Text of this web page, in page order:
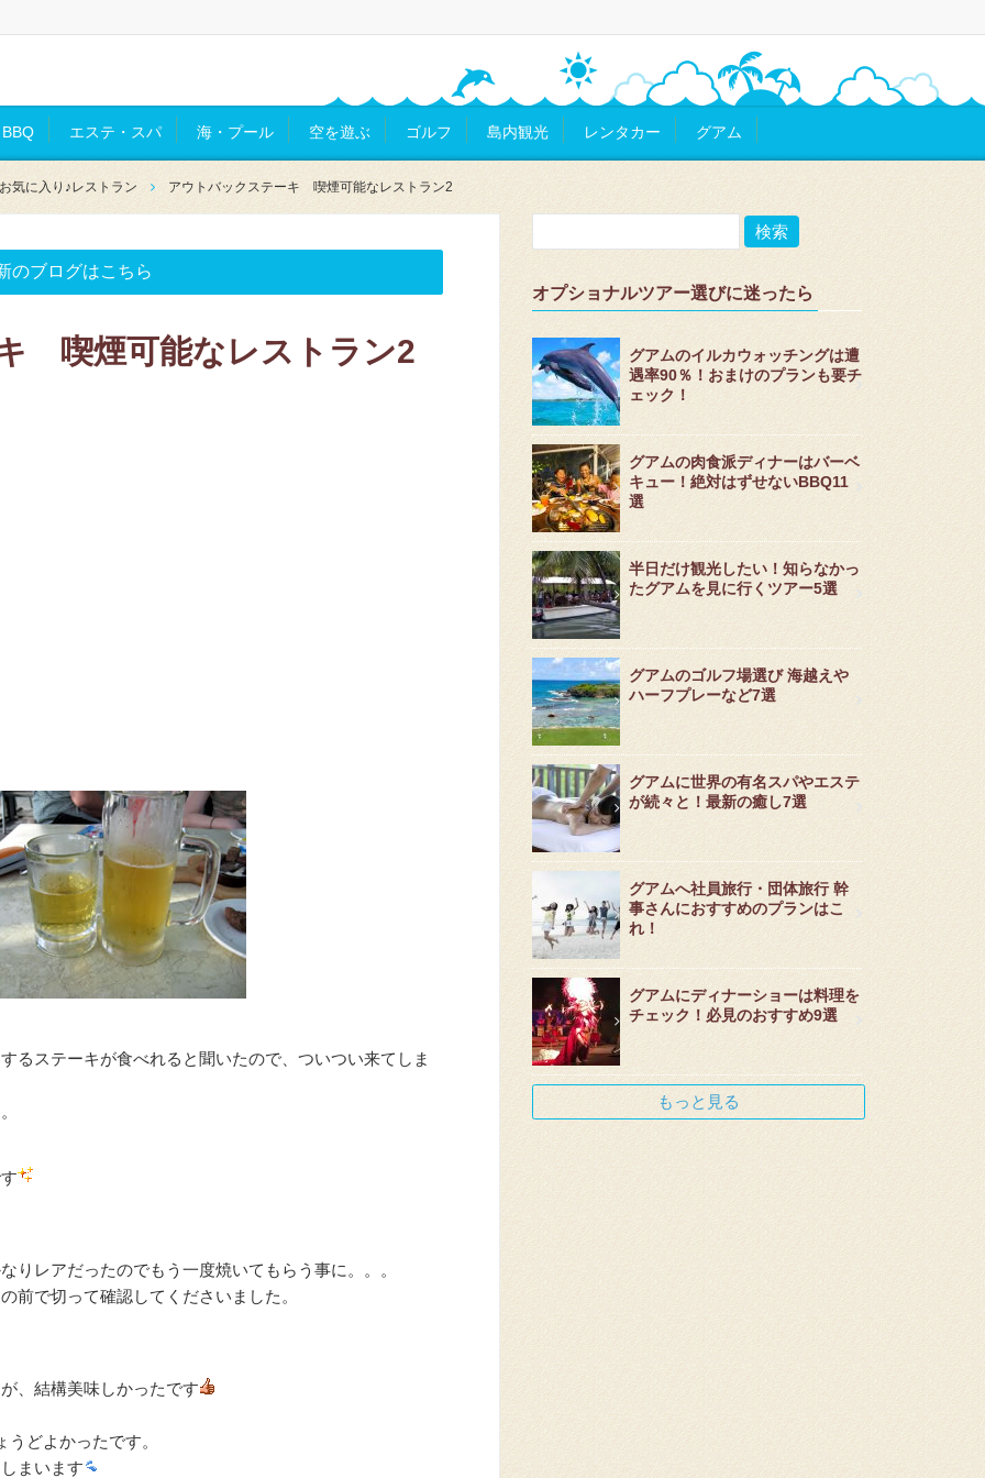
エステ・スパ 海・プール 空を遊ぶ ゴルフ 島内観光 レンタカー グアム
お気に入り♪レストラン アウトバックステーキ 喫煙可能なレストラン2
のブログはこちら
喫煙可能なレストラン2
るステーキが食べれると聞いたので、ついつい来てしま
りレアだったのでもう一度焼いてもらう事に。。。
前で切って確認してくださいました。
、結構美味しかったです
どよかったです。
まいます
オプショナルツアー選びに迷ったら
グアムのイルカウォッチングは遭
遇率90％！おまけのプランも要チ
ェック！
グアムの肉食派ディナーはバーベ
キュー！絶対はずせないBBQ11
選
半日だけ観光したい！知らなかっ
たグアムを見に行くツアー5選
グアムのゴルフ場選び 海越えや
ハーフプレーなど7選
グアムに世界の有名スパやエステ
が続々と！最新の癒し7選
グアムへ社員旅行・団体旅行 幹
事さんにおすすめのプランはこ
れ！
グアムにディナーショーは料理を
チェック！必見のおすすめ9選
もっと見る